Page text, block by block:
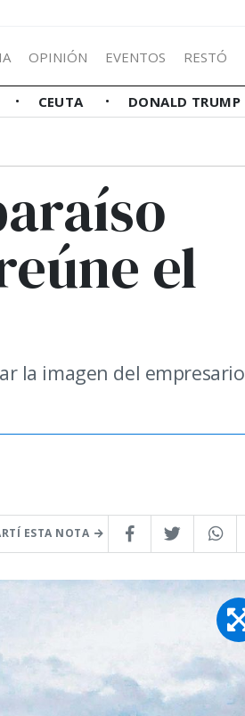
OPINIÓN EVENTOS RESTÓ
CEUTA DONALD TRUMP
el
la imagen del empresario
ESTA NOTA